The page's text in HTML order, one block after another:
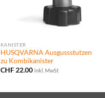
KANISTER
HUSQVARNA Ausgussstutzen
zu Kombikanister
CHF22.00 inkl. MwSt